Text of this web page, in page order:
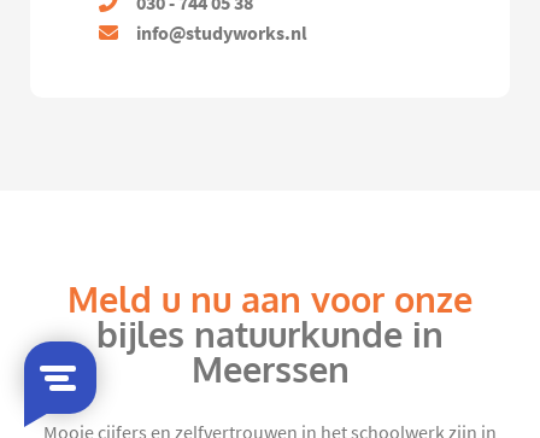
info@studyworks.nl
Meld u nu aan voor onze
bijles natuurkunde in
Meerssen